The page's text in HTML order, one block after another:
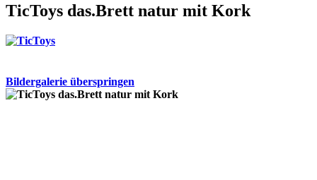
TicToys das.Brett natur mit Kork
Bildergalerie überspringen